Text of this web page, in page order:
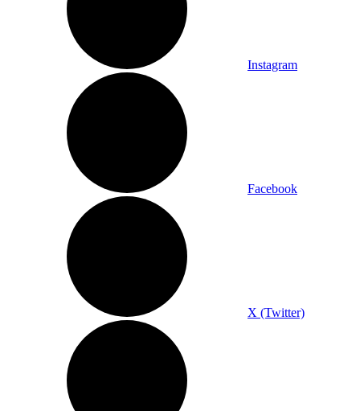
Instagram
Facebook
X (Twitter)